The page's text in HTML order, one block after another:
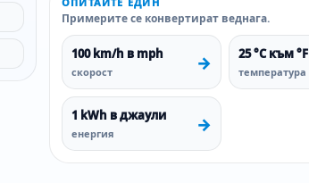
Примерите се конвертират веднага.
100 km/h в mph
скорост → 25 °C към °F
температура
1 kWh в джаули
енергия →